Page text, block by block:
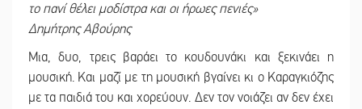
το πανί θέλει μοδίστρα και οι ήρωες πενιές»
Δημήτρης Αβούρης
Μια, δυο, τρεις βαράει το κουδουνάκι και ξεκινάει η
μουσική. Και μαζί με τη μουσική βγαίνει κι ο Καραγκιόζης
με τα παιδιά του και χορεύουν. Δεν τον νοιάζει αν δεν έχει